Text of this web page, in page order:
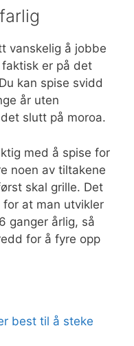
vanskelig å jobbe
er på det
kan spise svidd
år uten
slutt på moroa.
med å spise for
noen av tiltakene
skal grille. Det
at man utvikler
ganger årlig, så
for å fyre opp
best til å steke